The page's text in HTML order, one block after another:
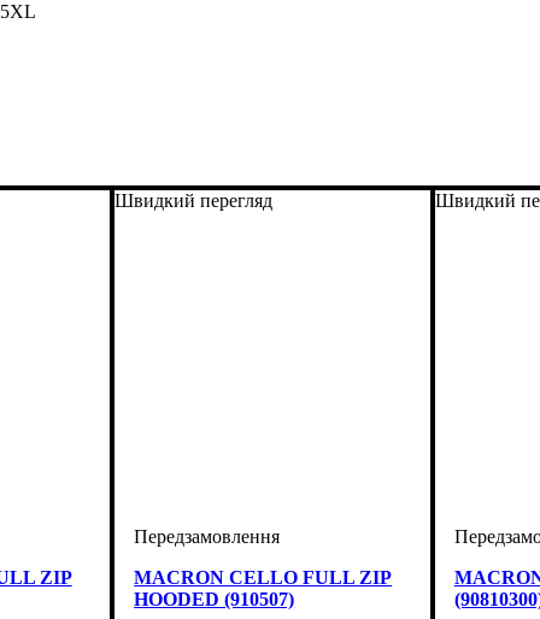
ZIP
Швидкий перегляд
MACRON CELLO FULL ZIP
HOODED (910507)
Швидкий